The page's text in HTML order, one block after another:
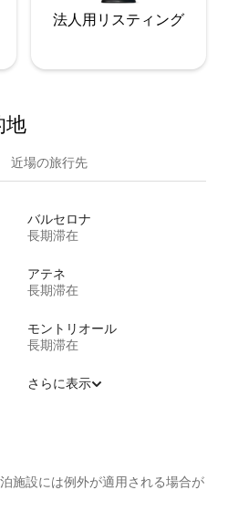
法人用リスティング
地
近場の旅行先
バルセロナ
長期滞在
アテネ
長期滞在
モントリオール
長期滞在
さらに表示
施設には例外が適用される場合が